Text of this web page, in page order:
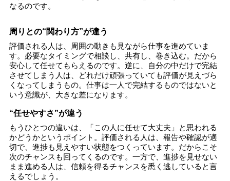
なるのです。
周りとの“関わり方”が違う
評価される人は、周囲の動きも見ながら仕事を進めていま
す。必要なタイミングで相談し、共有し、巻き込む。だから
安心して任せてもらえるのです。逆に、自分の中だけで完結
させてしまう人は、どれだけ頑張っていても評価が見えづら
くなってしまうもの。仕事は一人で完結するものではないと
いう意識が、大きな差になります。
“任せやすさ”が違う
もうひとつの違いは、「この人に任せて大丈夫」と思われる
かどうかというポイント。評価される人は、報告や確認が適
切で、進捗も見えやすい状態をつくっています。だからこそ
次のチャンスも回ってくるのです。一方で、進捗を見せない
まま進める人は、信頼を得るチャンスを悉く逃していると言
えるでしょう。